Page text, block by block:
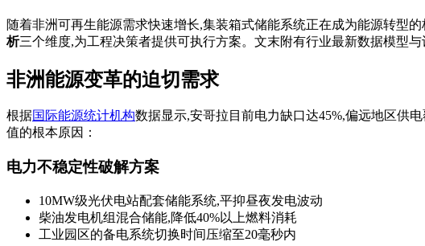
随着非洲可再生能源需求快速增长,集装箱式储能系统正在成为能源转型
析三个维度,为工程决策者提供可执行方案。文末附有行业最新数据模型与
非洲能源变革的迫切需求
根据国际能源统计机构数据显示,安哥拉目前电力缺口达45%,偏远地区供
值的根本原因：
电力不稳定性破解方案
10MW级光伏电站配套储能系统,平抑昼夜发电波动
柴油发电机组混合储能,降低40%以上燃料消耗
工业园区的备电系统切换时间压缩至20毫秒内